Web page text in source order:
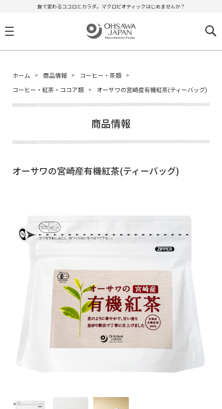
食で変わるココロとカラダ。マクロビオティックはじめませんか？
ホーム 商品情報
コーヒー・茶類
コーヒー・紅茶・ココア類
オーサワの宮崎産有機紅茶(ティーバッグ)
商品情報
オーサワの宮崎産有機紅茶(ティーバッグ)